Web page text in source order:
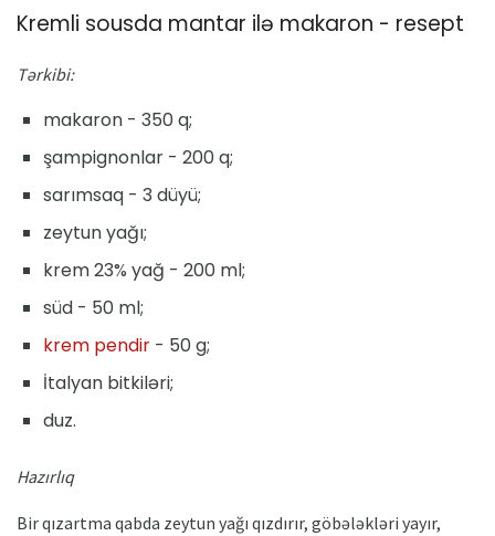
Kremli sousda mantar ilə makaron - resept
Tərkibi:
makaron - 350 q;
şampignonlar - 200 q;
sarımsaq - 3 düyü;
zeytun yağı;
krem 23% yağ - 200 ml;
süd - 50 ml;
krem pendir - 50 g;
İtalyan bitkiləri;
duz.
Hazırlıq
Bir qızartma qabda zeytun yağı qızdırır, göbələkləri yayır,